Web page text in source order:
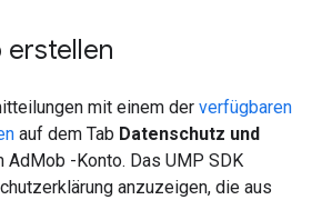
erstellen
mit einem der verfügbaren
auf dem Tab Datenschutz und
AdMob -Konto. Das UMP SDK
anzuzeigen, die aus